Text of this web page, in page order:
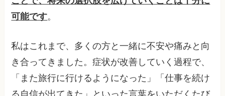
可能です。
私はこれまで、多くの方と一緒に不安や痛みと向
き合ってきました。症状が改善していく過程で、
「また旅行に行けるようになった」「仕事を続け